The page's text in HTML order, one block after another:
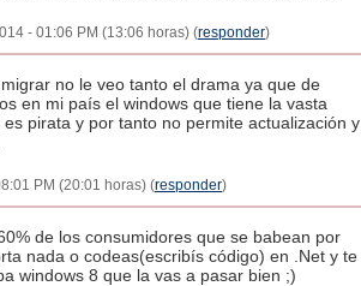
- 01:06 PM (13:06 horas) (responder)
no le veo tanto el drama ya que de
en mi país el windows que tiene la vasta
pirata y por tanto no permite actualización y
PM (20:01 horas) (responder)
de los consumidores que se babean por
nada o codeas(escribís código) en .Net y te
windows 8 que la vas a pasar bien ;)